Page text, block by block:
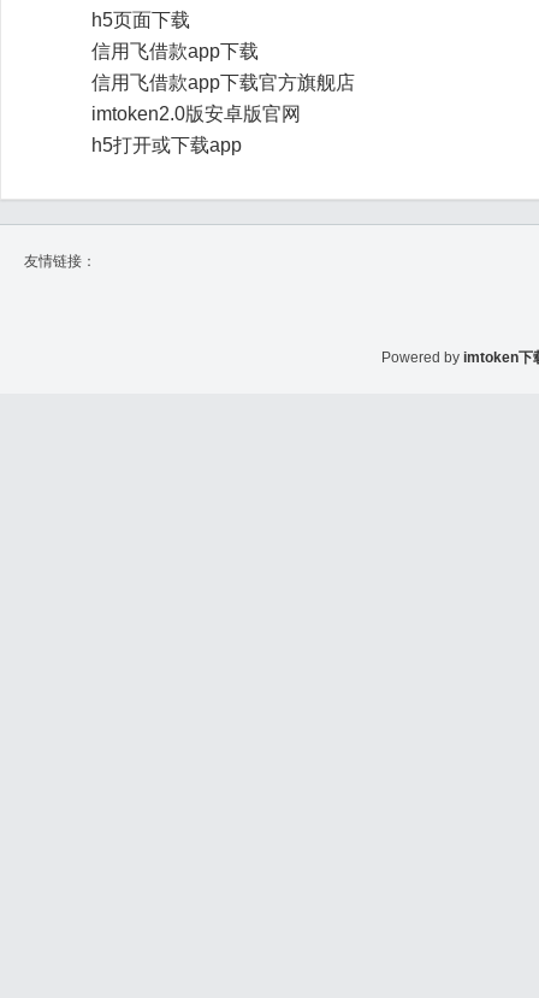
h5页面下载
信用飞借款app下载
信用飞借款app下载官方旗舰店
imtoken2.0版安卓版官网
h5打开或下载app
友情链接：
Powered by imtoken下